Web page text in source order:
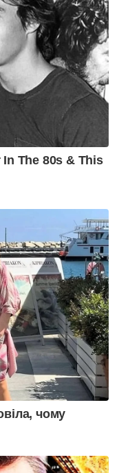
The 80s & This
чому